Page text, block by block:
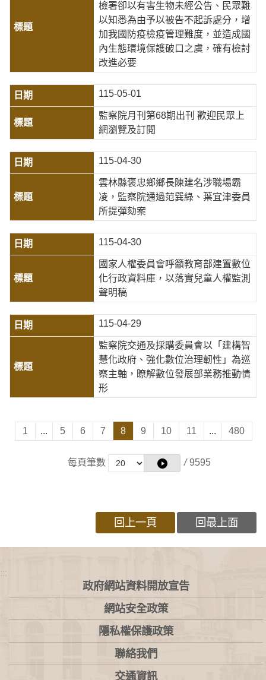
檢署卻以有害生物未經公告、民眾難
以知悉為由予以被告不起訴處分，增
加我國防疫檢疫管理難度，並造成國
內生態環境保護破口之虞，確有檢討
改進必要
115-05-01
監察院月刊第68期出刊 歡迎民眾上
網瀏覽及訂閱
115-04-30
雲林縣褒忠鄉鄉長陳建名涉職場霸
凌，監察院通過范巽綠、葉宜津委員
所提彈劾案
115-04-30
國家人權委員會呼籲教育部建置數位
化行政資料庫，以落實兒童人權監測
聲明稿
115-04-29
監察院交通及採購委員會以「建構智
慧化政府、強化數位治理韌性」為巡
察主軸，瞭解數位發展部業務推動情
形
1 ... 5 6 7 8 9 10 11 ... 480
每頁筆數 / 9595
回上一頁 回最上面
:::
政府網站資料開放宣告
網站安全政策
隱私權保護政策
聯絡我們
交通資訊